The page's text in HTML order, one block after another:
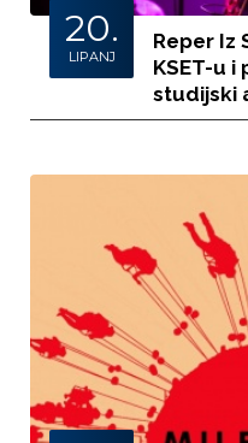
20.
LIPANJ
Reper Iz
KSET-u
studijski